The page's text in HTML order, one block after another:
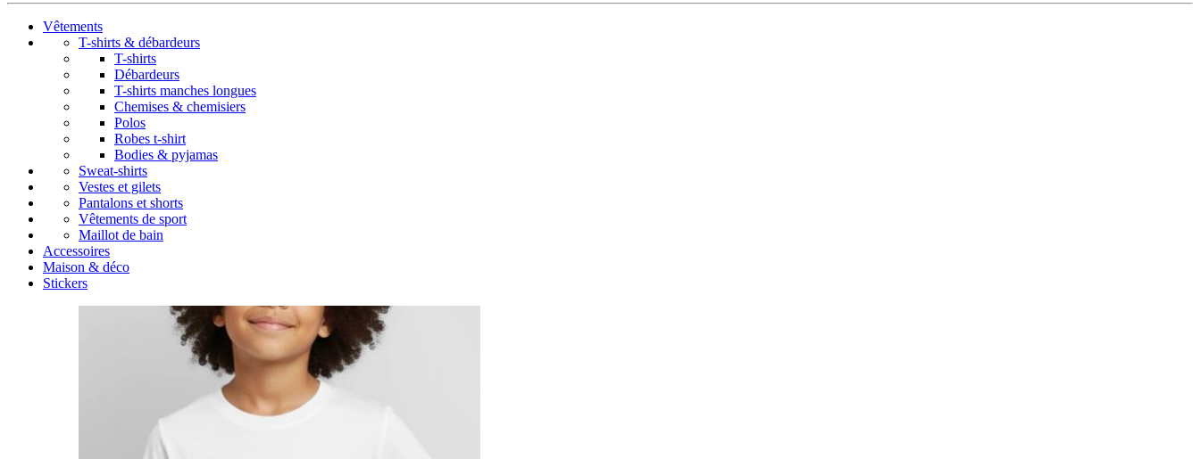
Vêtements
T-shirts & débardeurs
T-shirts
Débardeurs
T-shirts manches longues
Chemises & chemisiers
Polos
Robes t-shirt
Bodies & pyjamas
Sweat-shirts
Vestes et gilets
Pantalons et shorts
Vêtements de sport
Maillot de bain
Accessoires
Maison & déco
Stickers